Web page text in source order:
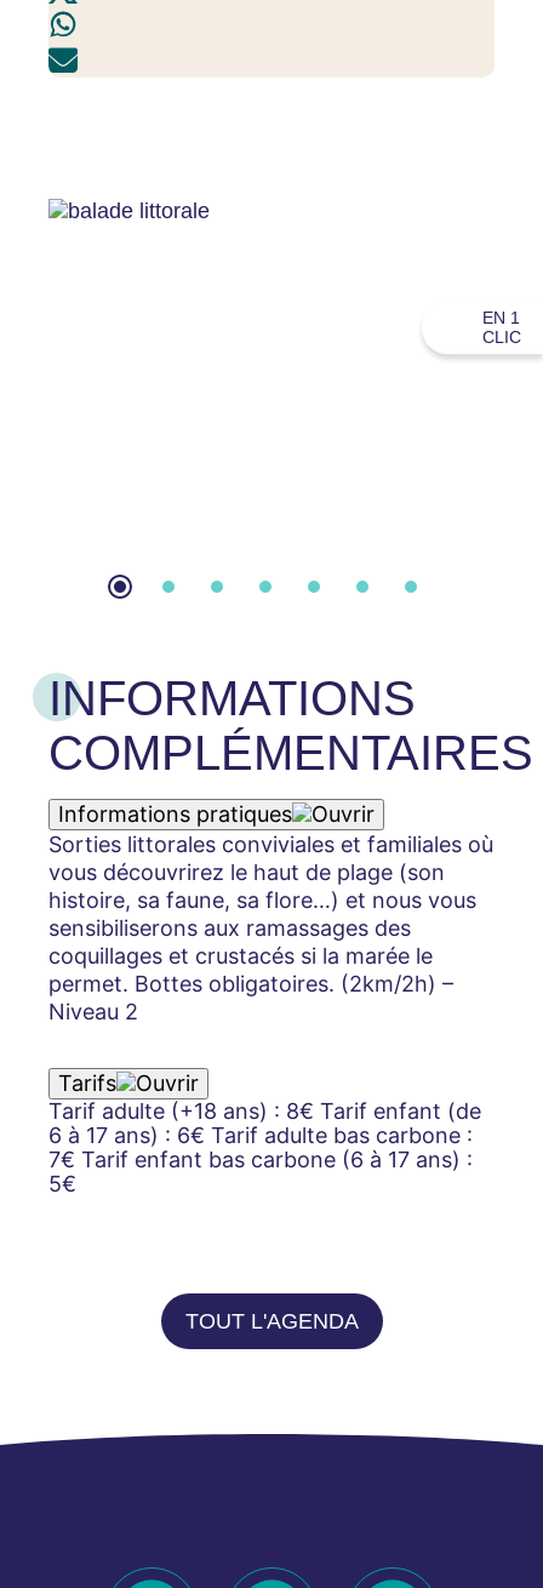
INFORMATIONS
COMPLÉMENTAIRES
Informations pratiques
Sorties littorales conviviales et familiales où
vous découvrirez le haut de plage (son
histoire, sa faune, sa flore…) et nous vous
sensibiliserons aux ramassages des
coquillages et crustacés si la marée le
permet. Bottes obligatoires. (2km/2h) –
Niveau 2
Tarifs
Tarif adulte (+18 ans) : 8€ Tarif enfant (de
6 à 17 ans) : 6€ Tarif adulte bas carbone :
7€ Tarif enfant bas carbone (6 à 17 ans) :
5€
TOUT L'AGENDA
EN 1
CLIC